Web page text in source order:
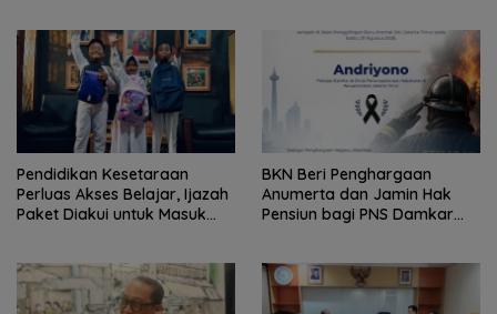
Dijangkau
Pendidikan Kesetaraan
Perluas Akses Belajar, Ijazah
Paket Diakui untuk Masuk
BKN Beri Penghargaan
Anumerta dan Jamin Hak
Pensiun bagi PNS Damkar